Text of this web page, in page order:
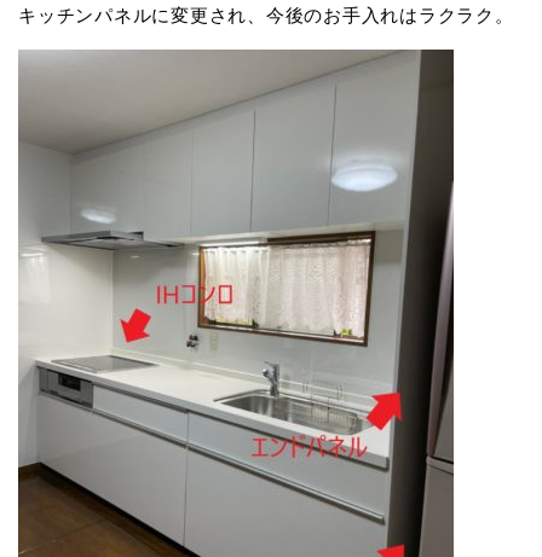
キッチンパネルに変更され、今後のお手入れはラクラク。